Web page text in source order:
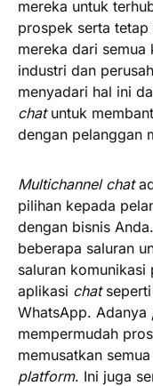
mereka untuk
prospek serta
mereka dari semua
industri dan
menyadari hal ini
chatuntuk
dengan pelanggan
Multichannel chat
pilihan kepada
dengan bisnis
beberapa saluran
saluran komunikasi
aplikasi chatseperti
WhatsApp. Adanya
mempermudah
memusatkan
platform. Ini juga